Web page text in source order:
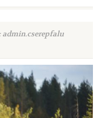
admin.cserepfalu